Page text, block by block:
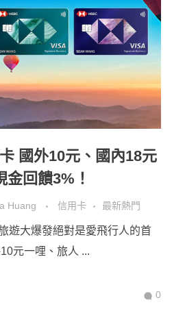
國外10元、國內18元
金回饋3%！
Huang 信用卡 最新熱門
遊大爆發絕對是愛飛行人的首
元一哩、旅人 ...
0